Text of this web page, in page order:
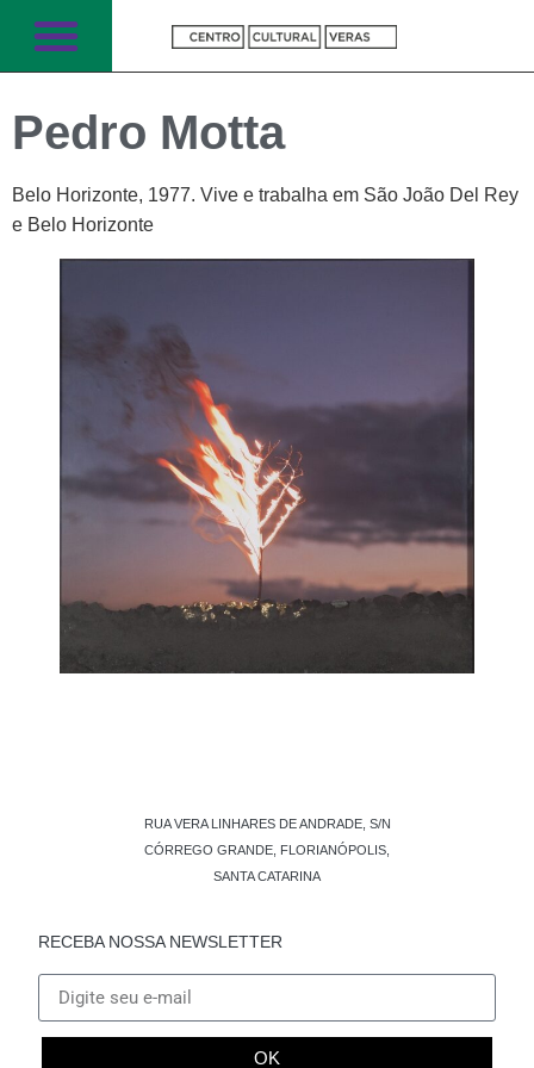
Pedro Motta
Belo Horizonte, 1977. Vive e trabalha em São João Del Rey
e Belo Horizonte
RUA VERA LINHARES DE ANDRADE, S/N
CÓRREGO GRANDE, FLORIANÓPOLIS,
SANTA CATARINA
RECEBA NOSSA NEWSLETTER
OK